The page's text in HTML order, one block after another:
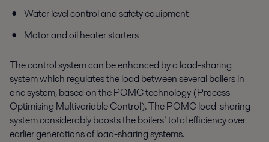
Water level control and safety equipment
Motor and oil heater starters
The control system can be enhanced by a load-sharing
system which regulates the load between several boilers in
one system, based on the POMC technology (Process-
Optimising Multivariable Control). The POMC load-sharing
system considerably boosts the boilers’ total efficiency over
earlier generations of load-sharing systems.